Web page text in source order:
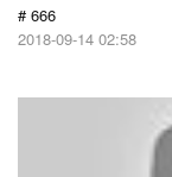
# 666
2018-09-14 02:58